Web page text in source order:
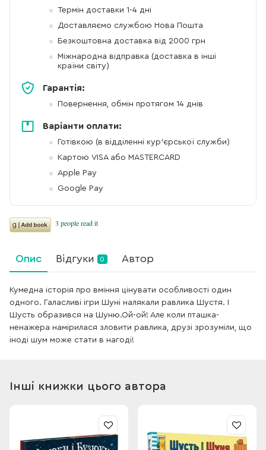
Термін доставки 1-4 дні
Доставляємо службою Нова Пошта
Безкоштовна доставка від 2000 грн
Міжнародна відправка (доставка в інші
країни світу)
Гарантія:
Повернення, обмін протягом 14 днів
Варіанти оплати:
Готівкою (в відділенні кур'єрської служби)
Картою VISA або MASTERCARD
Apple Pay
Google Pay
Опис Відгуки 0 Автор
Кумедна історія про вміння цінувати особливості один
одного. Галасливі ігри Шуні налякали равлика Шустя. І
Шусть образився на Шуню.Ой-ой! Але коли пташка-
ненажера намірилася зловити равлика, друзі зрозуміли, що
іноді шум може стати в нагоді!
Інші книжки цього автора